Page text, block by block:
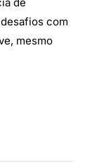
com
mesmo